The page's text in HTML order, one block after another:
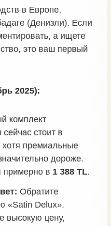
в Европе,
(Денизли). Если
а ищете
это ваш первый
2025):
комплект
сейчас стоит в
хотя премиальные
дороже.
примерно в 1 388 TL.
Обратите
«Satin Delux».
высокую цену,